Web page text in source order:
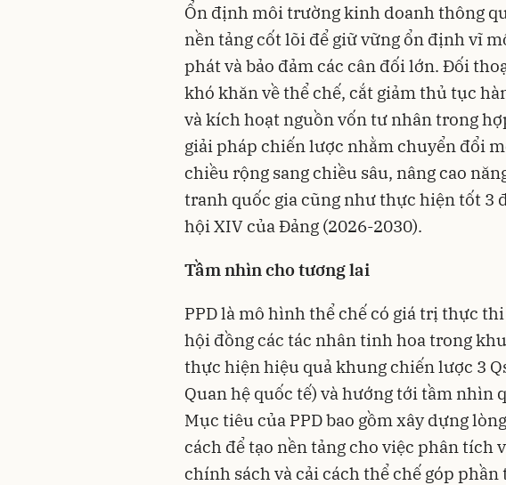
Ổn định môi trường kinh doanh thông
nền tảng cốt lõi để giữ vững ổn định vĩ
phát và bảo đảm các cân đối lớn. Đối
khó khăn về thể chế, cắt giảm thủ tục
và kích hoạt nguồn vốn tư nhân trong
giải pháp chiến lược nhằm chuyển đổi
chiều rộng sang chiều sâu, nâng cao
tranh quốc gia cũng như thực hiện tốt 3
hội XIV của Đảng (2026-2030).
Tầm nhìn cho tương lai
PPD là mô hình thể chế có giá trị thực
hội đồng các tác nhân tinh hoa trong
thực hiện hiệu quả khung chiến lược 3
Quan hệ quốc tế) và hướng tới tầm nhìn
Mục tiêu của PPD bao gồm xây dựng
cách để tạo nền tảng cho việc phân tích
chính sách và cải cách thể chế góp